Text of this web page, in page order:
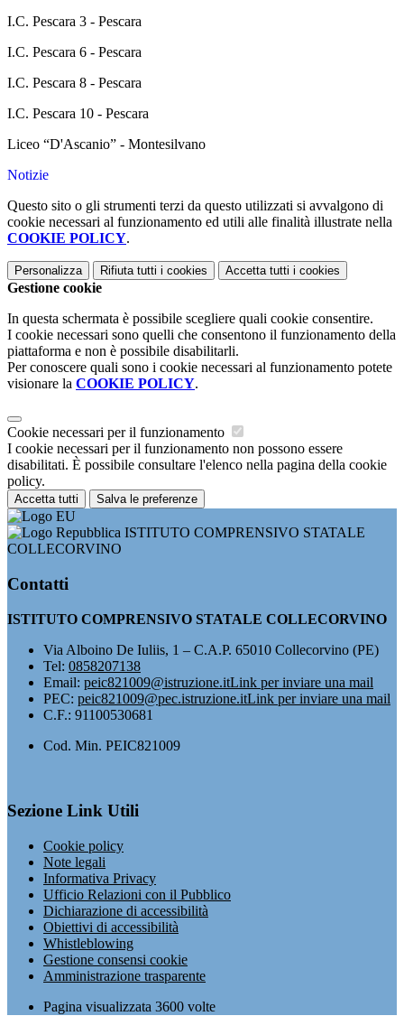
I.C. Pescara 3 - Pescara
I.C. Pescara 6 - Pescara
I.C. Pescara 8 - Pescara
I.C. Pescara 10 - Pescara
Liceo “D'Ascanio” - Montesilvano
Notizie
Questo sito o gli strumenti terzi da questo utilizzati si avvalgono di
cookie necessari al funzionamento ed utili alle finalità illustrate nella
COOKIE POLICY.
Personalizza Rifiuta tutti i cookies Accetta tutti i cookies
Gestione cookie
In questa schermata è possibile scegliere quali cookie consentire.
I cookie necessari sono quelli che consentono il funzionamento della
piattaforma e non è possibile disabilitarli.
Per conoscere quali sono i cookie necessari al funzionamento potete
visionare la COOKIE POLICY.
Cookie necessari per il funzionamento
I cookie necessari per il funzionamento non possono essere
disabilitati. È possibile consultare l'elenco nella pagina della cookie
policy.
Accetta tutti Salva le preferenze
ISTITUTO COMPRENSIVO STATALE
COLLECORVINO
Contatti
ISTITUTO COMPRENSIVO STATALE COLLECORVINO
Via Alboino De Iuliis, 1 – C.A.P. 65010 Collecorvino (PE)
Tel: 0858207138
Email: peic821009@istruzione.itLink per inviare una mail
PEC: peic821009@pec.istruzione.itLink per inviare una mail
C.F.: 91100530681
Cod. Min. PEIC821009
Sezione Link Utili
Cookie policy
Note legali
Informativa Privacy
Ufficio Relazioni con il Pubblico
Dichiarazione di accessibilità
Obiettivi di accessibilità
Whistleblowing
Gestione consensi cookie
Amministrazione trasparente
Pagina visualizzata 3600 volte